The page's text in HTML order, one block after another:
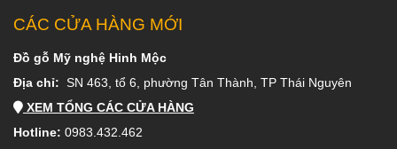
CÁC CỬA HÀNG MỚI
Đồ gỗ Mỹ nghệ Hinh Mộc
Địa chỉ: SN 463, tổ 6, phường Tân Thành, TP Thái Nguyên
XEM TỔNG CÁC CỬA HÀNG
Hotline: 0983.432.462